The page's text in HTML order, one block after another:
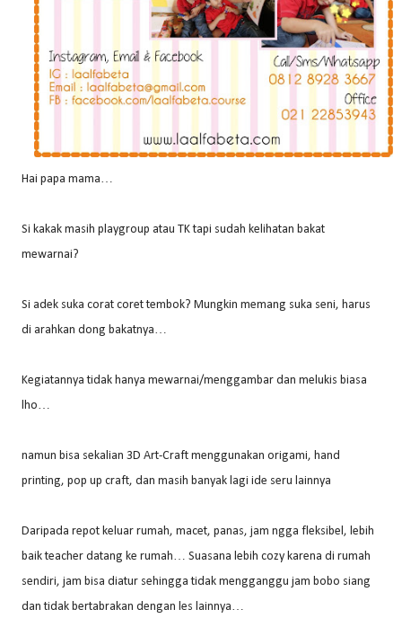
Hai papa mama…
Si kakak masih playgroup atau TK tapi sudah kelihatan bakat
mewarnai?
Si adek suka corat coret tembok? Mungkin memang suka seni, harus
di arahkan dong bakatnya…
Kegiatannya tidak hanya mewarnai/menggambar dan melukis biasa
lho…
namun bisa sekalian 3D Art-Craft menggunakan origami, hand
printing, pop up craft, dan masih banyak lagi ide seru lainnya
Daripada repot keluar rumah, macet, panas, jam ngga fleksibel, lebih
baik teacher datang ke rumah… Suasana lebih cozy karena di rumah
sendiri, jam bisa diatur sehingga tidak mengganggu jam bobo siang
dan tidak bertabrakan dengan les lainnya…